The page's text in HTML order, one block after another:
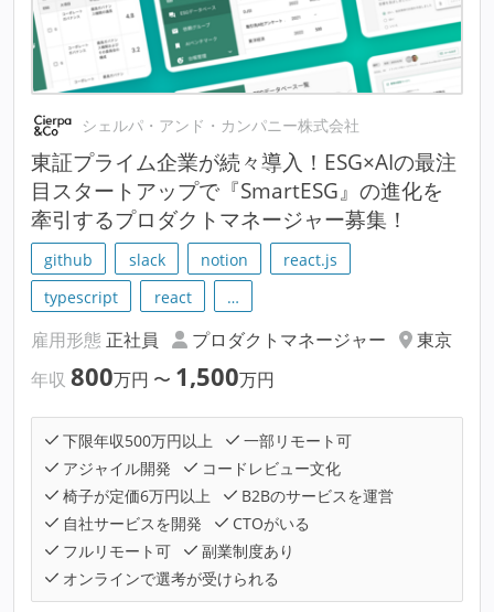
シェルパ・アンド・カンパニー株式会社
東証プライム企業が続々導入！ESG×AIの最注
目スタートアップで『SmartESG』の進化を
牽引するプロダクトマネージャー募集！
github slack notion
react.js
typescript
react …
雇用形態 正社員 プロダクトマネージャー
東京
年収 800万円 〜 1,500万円
下限年収500万円以上
一部リモート可
アジャイル開発
コードレビュー文化
椅子が定価6万円以上
B2Bのサービスを運営
自社サービスを開発
CTOがいる
フルリモート可
副業制度あり
オンラインで選考が受けられる